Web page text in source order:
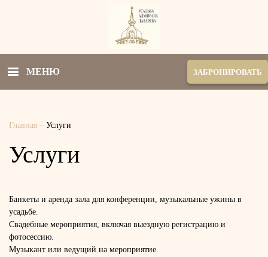
МЕНЮ ЗАБРОНИРОВАТЬ
Главная – Услуги
Услуги
Банкеты и аренда зала для конференции, музыкальные ужины в
усадьбе.
Свадебные мероприятия, включая выездную регистрацию и
фотосессию.
Музыкант или ведущий на мероприятие.